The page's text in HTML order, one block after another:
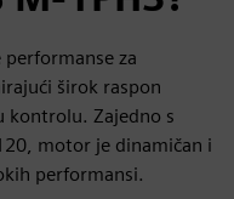
performanse za
širok raspon
kontrolu. Zajedno s
motor je dinamičan i
performansi.